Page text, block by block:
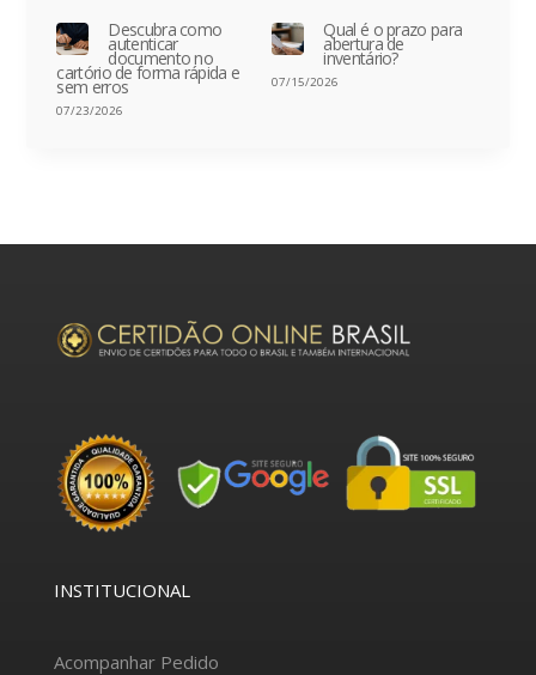
Descubra como
autenticar
documento no
cartório de forma rápida e
sem erros
07/23/2026
Qual é o prazo para
abertura de
inventário?
07/15/2026
INSTITUCIONAL
Acompanhar Pedido